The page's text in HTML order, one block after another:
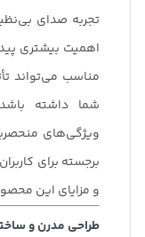
تجربه صدای
اهمیت بیشتری
مناسب می‌تواند
ویژگی‌های
برجسته برای
و مزایای این
طراحی مدرن و